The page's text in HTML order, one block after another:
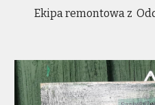
Ekipa remontowa z